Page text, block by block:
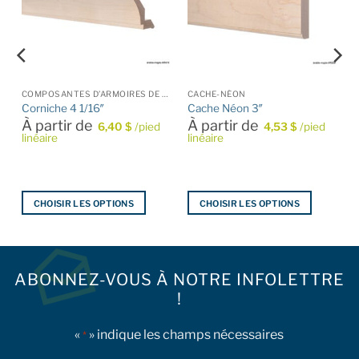
COMPOSANTES D’ARMOIRES DE CUISINE
Corniche 4 1/16″
À partir de 6,40 $ /pied
linéaire
CHOISIR LES OPTIONS
plusieurs
variations.
CACHE-NÉON
Cache Néon 3″
À partir de 4,53$ /pied
linéaire
CHOISIR LES OPTIONS
plusieurs
variations.
peuvent
ABONNEZ-VOUS À NOTRE INFOLETTRE
!
«* » indique les champs nécessaires